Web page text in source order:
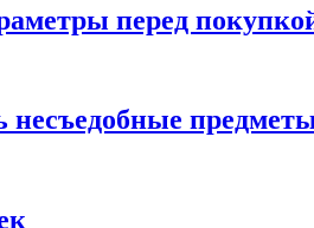
перед
несъедобные